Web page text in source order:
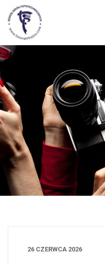
treści
26 CZERWCA 2026